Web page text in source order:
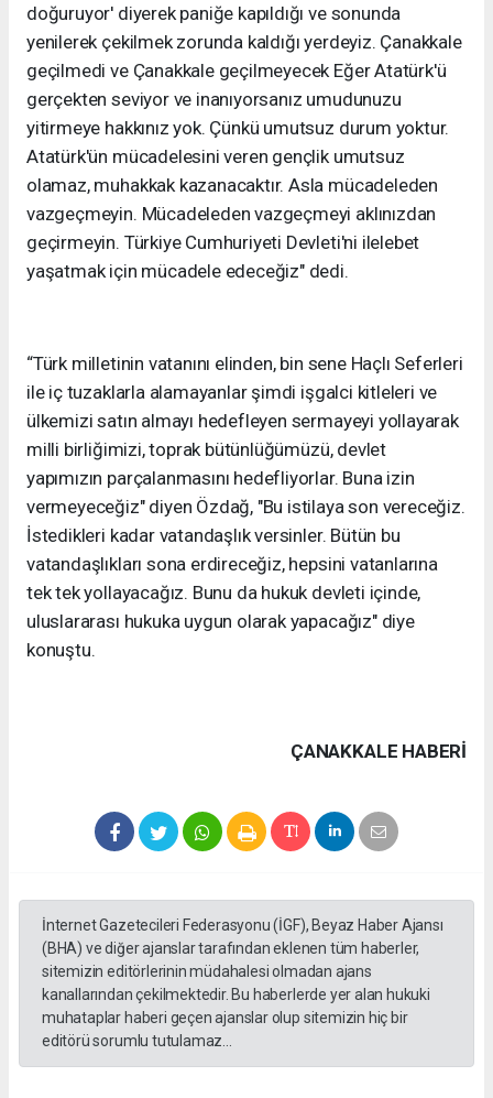
doğuruyor' diyerek paniğe kapıldığı ve sonunda
yenilerek çekilmek zorunda kaldığı yerdeyiz. Çanakkale
geçilmedi ve Çanakkale geçilmeyecek Eğer Atatürk'ü
gerçekten seviyor ve inanıyorsanız umudunuzu
yitirmeye hakkınız yok. Çünkü umutsuz durum yoktur.
Atatürk'ün mücadelesini veren gençlik umutsuz
olamaz, muhakkak kazanacaktır. Asla mücadeleden
vazgeçmeyin. Mücadeleden vazgeçmeyi aklınızdan
geçirmeyin. Türkiye Cumhuriyeti Devleti'ni ilelebet
yaşatmak için mücadele edeceğiz" dedi.
“Türk milletinin vatanını elinden, bin sene Haçlı Seferleri
ile iç tuzaklarla alamayanlar şimdi işgalci kitleleri ve
ülkemizi satın almayı hedefleyen sermayeyi yollayarak
milli birliğimizi, toprak bütünlüğümüzü, devlet
yapımızın parçalanmasını hedefliyorlar. Buna izin
vermeyeceğiz" diyen Özdağ, "Bu istilaya son vereceğiz.
İstedikleri kadar vatandaşlık versinler. Bütün bu
vatandaşlıkları sona erdireceğiz, hepsini vatanlarına
tek tek yollayacağız. Bunu da hukuk devleti içinde,
uluslararası hukuka uygun olarak yapacağız" diye
konuştu.
ÇANAKKALE HABERİ
İnternet Gazetecileri Federasyonu (İGF), Beyaz Haber Ajansı
(BHA) ve diğer ajanslar tarafından eklenen tüm haberler,
sitemizin editörlerinin müdahalesi olmadan ajans
kanallarından çekilmektedir. Bu haberlerde yer alan hukuki
muhataplar haberi geçen ajanslar olup sitemizin hiç bir
editörü sorumlu tutulamaz...